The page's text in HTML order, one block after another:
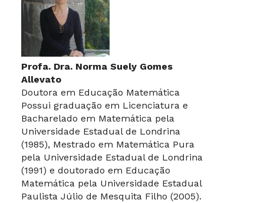
Profa. Dra. Norma Suely Gomes
Allevato
Doutora em Educação Matemática
Possui graduação em Licenciatura e
Bacharelado em Matemática pela
Universidade Estadual de Londrina
(1985), Mestrado em Matemática Pura
pela Universidade Estadual de Londrina
(1991) e doutorado em Educação
Matemática pela Universidade Estadual
Paulista Júlio de Mesquita Filho (2005).